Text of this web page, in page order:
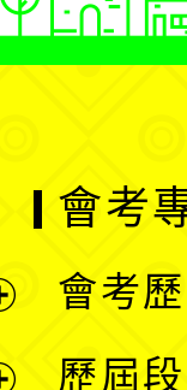
會考
會考
歷屆